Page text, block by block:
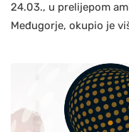
24.03., u prelijepom
Međugorje, okupio je